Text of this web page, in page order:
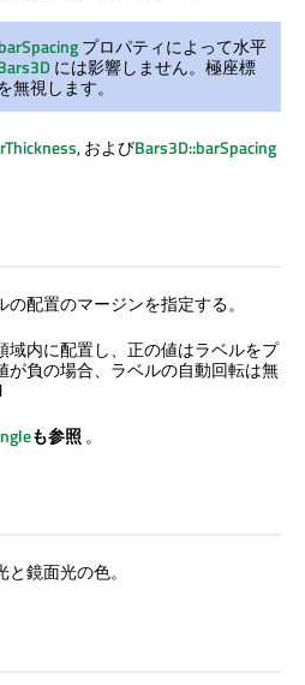
barSpacingプロパティによって水平
には影響しません。極座標
無視します。
, およびBars3D::barSpacing
配置のマージンを指定する。
域内に配置し、正の値はラベルをプ
が負の場合、ラベルの自動回転は無
も参照 。
鏡面光の色。